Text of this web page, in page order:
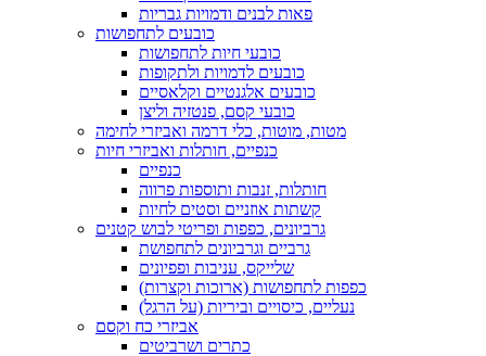
פאות לבנים ודמויות גבריות
כובעים לתחפושות
כובעי חיות לתחפושות
כובעים לדמויות ולתקופות
כובעים אלגנטיים וקלאסיים
כובעי קסם, פנטזיה וליצן
מטות, מוטות, כלי דרמה ואביזרי לחימה
כנפיים, חותלות ואביזרי חיות
כנפיים
חותלות, זנבות ותוספות פרווה
קשתות אוזניים וסטים לחיות
גרביונים, כפפות ופריטי לבוש קטנים
גרביים וגרביונים לתחפושת
שלייקס, עניבות ופפיונים
כפפות לתחפושות (ארוכות וקצרות)
נעליים, כיסויים וביריות (על הרגל)
אביזרי כח וקסם
כתרים ושרביטים